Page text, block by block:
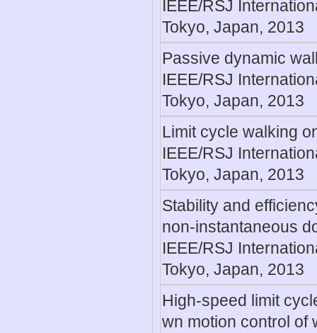
IEEE/RSJ
Tokyo, Japan, 2013
Passive dynamic
IEEE/RSJ
Tokyo, Japan, 2013
Limit cycle walking
IEEE/RSJ
Tokyo, Japan, 2013
Stability and
non-instantaneous
IEEE/RSJ
Tokyo, Japan, 2013
High-speed limit
wn motion control of